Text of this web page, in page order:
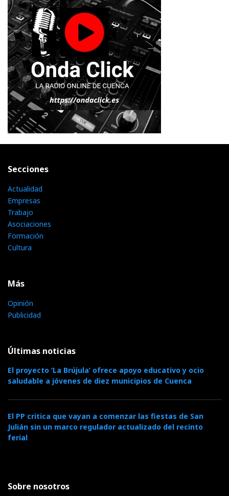
Secciones
Actualidad
Empresas
Trabajo
Asociaciones
Formación
Cultura
Más
Opinión
Publicidad
Últimas noticias
El proyecto ‘La Brújula’ ofrece apoyo educativo y ocio
saludable a jóvenes de diez municipios de Cuenca
El PP critica que vayan a comenzar las fiestas de San
Julián sin un marco regulador actualizado del recinto
ferial
Sobre nosotros